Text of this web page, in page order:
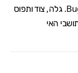
אגדיים, חצי חרקים חצי חטיפים בשם Bugsnax. גלה, צוד ותפוס